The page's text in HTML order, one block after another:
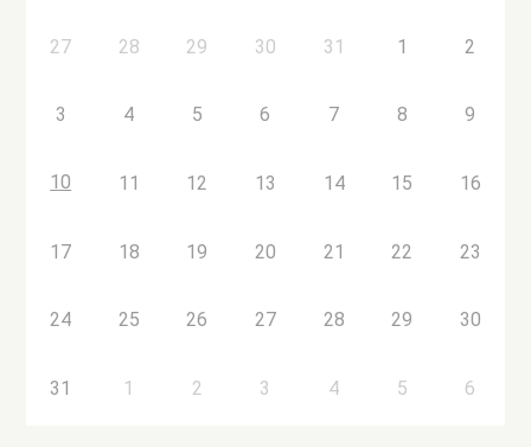
27 28 29 30 31 1 2
3 4 5 6 7 8 9
10 11 12 13 14 15 16
17 18 19 20 21 22 23
24 25 26 27 28 29 30
31 1 2 3 4 5 6